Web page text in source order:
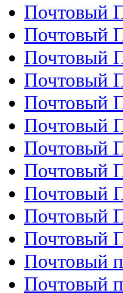
Почтовый
Почтовый
Почтовый
Почтовый
Почтовый
Почтовый
Почтовый
Почтовый
Почтовый
Почтовый
Почтовый
Почтовый
Почтовый